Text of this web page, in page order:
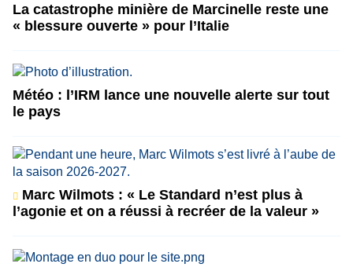
La catastrophe minière de Marcinelle reste une
« blessure ouverte » pour l’Italie
Météo : l’IRM lance une nouvelle alerte sur tout
le pays
Marc Wilmots : « Le Standard n’est plus à
l’agonie et on a réussi à recréer de la valeur »